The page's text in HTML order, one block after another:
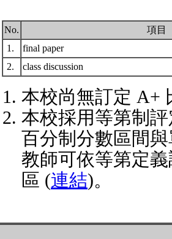
No.
項目
1.
final paper
2.
class discussion
本校尚無訂定 A+
本校採用等第制
百分制分數區間
教師可依等第定
區 (連結)。